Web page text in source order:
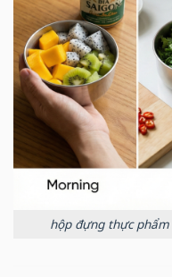
hộp đựng thực phẩm